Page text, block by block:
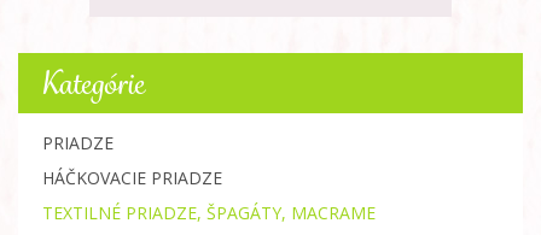
Kategórie
PRIADZE
HÁČKOVACIE PRIADZE
TEXTILNÉ PRIADZE, ŠPAGÁTY, MACRAME